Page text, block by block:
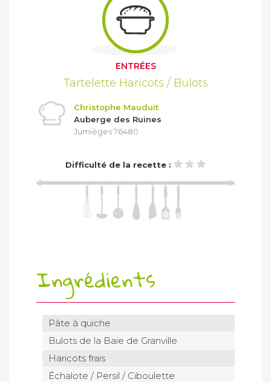
ENTRÉES
Tartelette Haricots / Bulots
Christophe Mauduit
Auberge des Ruines
Jumièges 76480
Difficulté de la recette :
Ingrédients
Pâte à quiche
Bulots de la Baie de Granville
Haricots frais
Échalote / Persil / Ciboulette